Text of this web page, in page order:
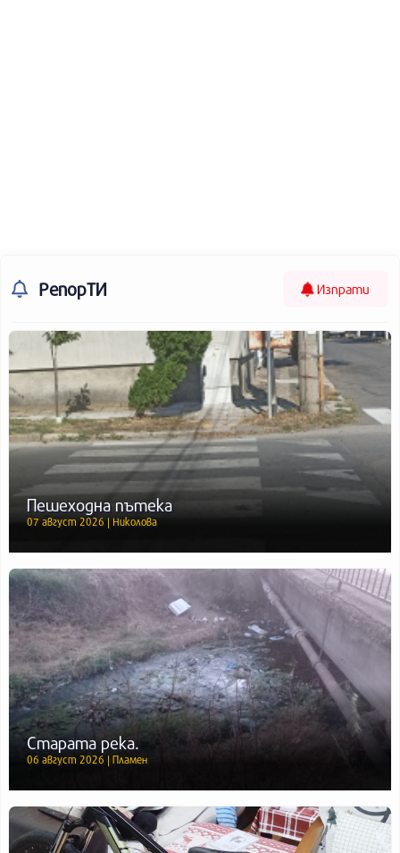
РепорТИ Изпрати
Пешеходна пътека
07 август 2026 | Николова
Старата река.
06 август 2026 | Пламен